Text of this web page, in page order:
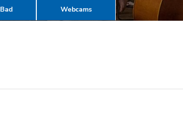
Webcams